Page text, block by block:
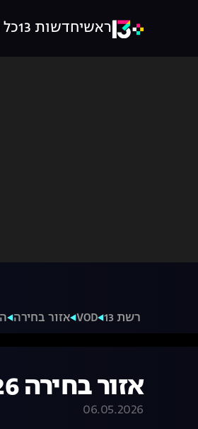
ראשיחדשות 13 כל
רשת 13 VOD אזור בחירה
אזור בחירה 06.05.26 - התכנית המלאה
06.05.2026